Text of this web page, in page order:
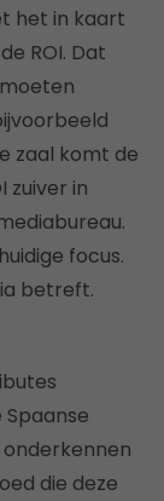
het in kaart
ROI. Dat
zaal komt de
zuiver in
focus.
betreft.
die deze